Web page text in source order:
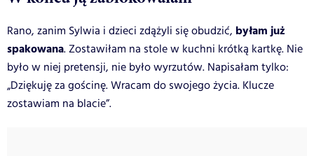
Rano, zanim Sylwia i dzieci zdążyli się obudzić, byłam już
spakowana. Zostawiłam na stole w kuchni krótką kartkę. Nie
było w niej pretensji, nie było wyrzutów. Napisałam tylko:
„Dziękuję za gościnę. Wracam do swojego życia. Klucze
zostawiam na blacie”.